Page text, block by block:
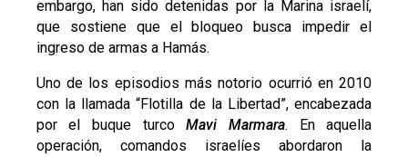
embargo, han sido detenidas por la Marina israelí,
que sostiene que el bloqueo busca impedir el
ingreso de armas a Hamás.
Uno de los episodios más notorio ocurrió en 2010
con la llamada “Flotilla de la Libertad”, encabezada
por el buque turcoMavi Marmara. En aquella
operación, comandos israelíes abordaron la